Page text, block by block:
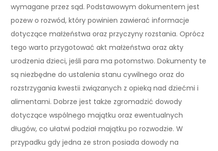
wymagane przez sąd. Podstawowym dokumentem jest
pozew o rozwód, który powinien zawierać informacje
dotyczące małżeństwa oraz przyczyny rozstania. Oprócz
tego warto przygotować akt małżeństwa oraz akty
urodzenia dzieci, jeśli para ma potomstwo. Dokumenty te
są niezbędne do ustalenia stanu cywilnego oraz do
rozstrzygania kwestii związanych z opieką nad dziećmi i
alimentami. Dobrze jest także zgromadzić dowody
dotyczące wspólnego majątku oraz ewentualnych
długów, co ułatwi podział majątku po rozwodzie. W
przypadku gdy jedna ze stron posiada dowody na